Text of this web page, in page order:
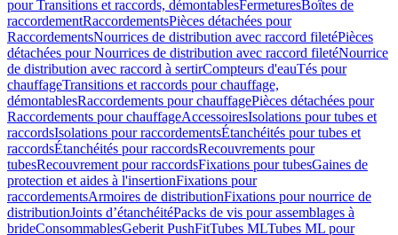
pour Transitions et raccords, démontablesFermeturesBoîtes de
raccordementRaccordementsPièces détachées pour
RaccordementsNourrices de distribution avec raccord filetéPièces
détachées pour Nourrices de distribution avec raccord filetéNourrice
de distribution avec raccord à sertirCompteurs d'eauTés pour
chauffageTransitions et raccords pour chauffage,
démontablesRaccordements pour chauffagePièces détachées pour
Raccordements pour chauffageAccessoiresIsolations pour tubes et
raccordsIsolations pour raccordementsÉtanchéités pour tubes et
raccordsÉtanchéités pour raccordsRecouvrements pour
tubesRecouvrement pour raccordsFixations pour tubesGaines de
protection et aides à l'insertionFixations pour
raccordementsArmoires de distributionFixations pour nourrice de
distributionJoints d’étanchéitéPacks de vis pour assemblages à
brideConsommablesGeberit PushFitTubes MLTubes ML pour